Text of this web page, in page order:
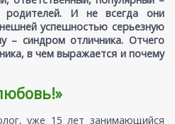
родителей. И не всегда они
успешностью серьезную
– синдром отличника. Отчего
в чем выражается и почему
уже 15 лет занимающийся